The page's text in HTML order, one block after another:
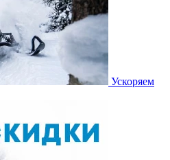
Ускоряем